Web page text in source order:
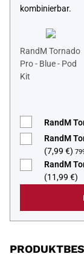
kombinierbar.
RandM Tornado
Pro - Blue - Pod
Kit
RandM
RandM
(7,99 €)
RandM
(11,99 €)